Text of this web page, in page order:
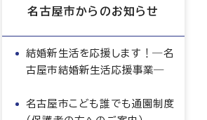
名古屋市からのお知らせ
結婚新生活を応援します！―名
古屋市結婚新生活応援事業―
名古屋市こども誰でも通園制度